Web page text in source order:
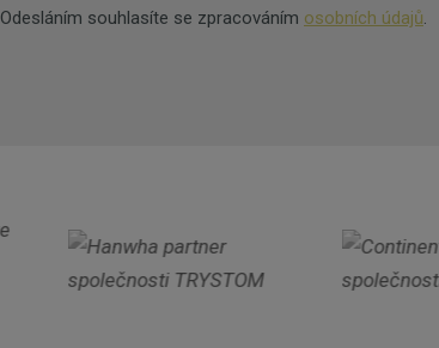
Odesláním souhlasíte se zpracováním osobních údajů.